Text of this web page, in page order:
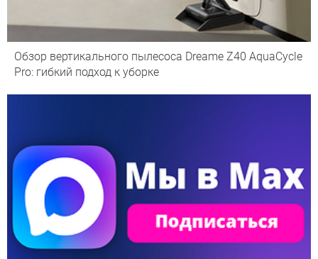
Обзор вертикального пылесоса Dreame Z40 AquaCycle
Pro: гибкий подход к уборке